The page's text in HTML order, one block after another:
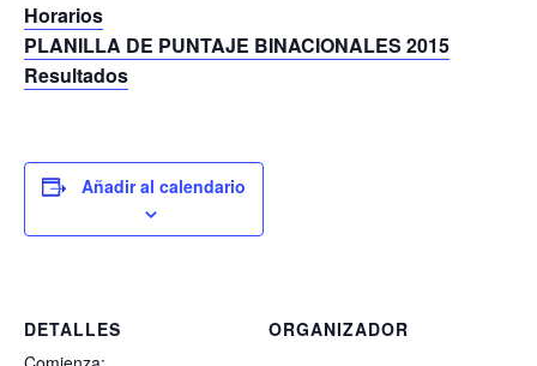
Horarios
PLANILLA DE PUNTAJE BINACIONALES 2015
Resultados
Añadir al calendario
DETALLES
ORGANIZADOR